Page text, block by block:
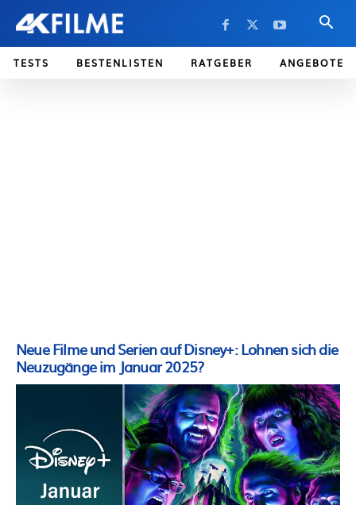
TESTS BESTENLISTEN RATGEBER ANGEBOTE
Neue Filme und Serien auf Disney+: Lohnen sich die
Neuzugänge im Januar 2025?